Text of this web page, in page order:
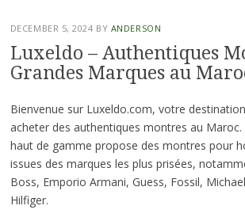
DECEMBER 5, 2024 BY ANDERSON
Luxeldo – Authentiques
Grandes Marques au
Bienvenue sur Luxeldo.com, votre
acheter des authentiques montres au
haut de gamme propose des montres pour
issues des marques les plus prisées,
Boss, Emporio Armani, Guess, Fossil,
Hilfiger.